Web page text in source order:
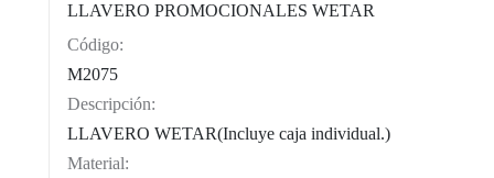
LLAVERO PROMOCIONALES WETAR
Código:
M2075
Descripción:
LLAVERO WETAR(Incluye caja individual.)
Material: